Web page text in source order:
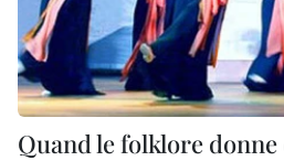
Quand le folklore donne